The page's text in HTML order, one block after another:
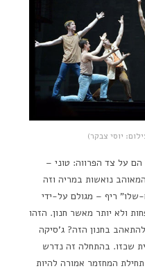
על צד הפרווה: טוני –
נואשות במריה וזה
ריף – מגולם על-ידי
ולא יותר מאשר חנון. הזהו
בחנון הזה? ג'סיקה
שכזו. בהתחלה זה נדרש
המחזמר אמורה להיות